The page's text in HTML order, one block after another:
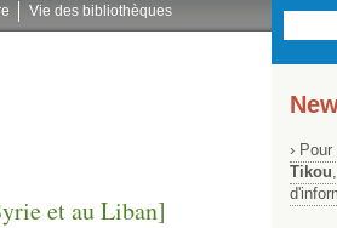
Vie des bibliothèques
et au Liban]
›
Tikou